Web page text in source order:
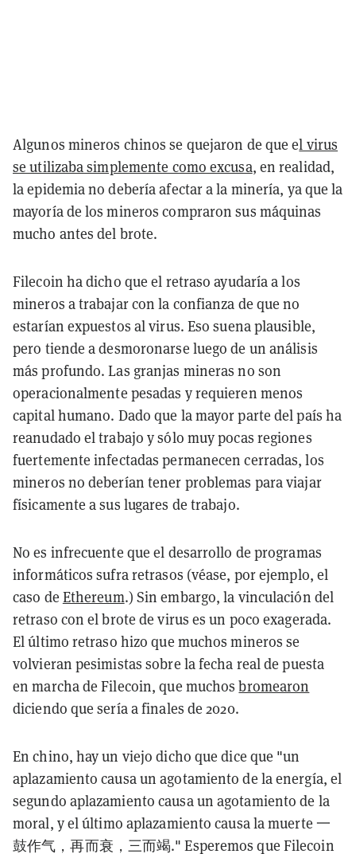
Algunos mineros chinos se quejaron de que el virus
se utilizaba simplemente como excusa, en realidad,
la epidemia no debería afectar a la minería, ya que la
mayoría de los mineros compraron sus máquinas
mucho antes del brote.
Filecoin ha dicho que el retraso ayudaría a los
mineros a trabajar con la confianza de que no
estarían expuestos al virus. Eso suena plausible,
pero tiende a desmoronarse luego de un análisis
más profundo. Las granjas mineras no son
operacionalmente pesadas y requieren menos
capital humano. Dado que la mayor parte del país ha
reanudado el trabajo y sólo muy pocas regiones
fuertemente infectadas permanecen cerradas, los
mineros no deberían tener problemas para viajar
físicamente a sus lugares de trabajo.
No es infrecuente que el desarrollo de programas
informáticos sufra retrasos (véase, por ejemplo, el
caso de Ethereum.) Sin embargo, la vinculación del
retraso con el brote de virus es un poco exagerada.
El último retraso hizo que muchos mineros se
volvieran pesimistas sobre la fecha real de puesta
en marcha de Filecoin, que muchosbromearon
diciendo que sería a finales de 2020.
En chino, hay un viejo dicho que dice que "un
aplazamiento causa un agotamiento de la energía, el
segundo aplazamiento causa un agotamiento de la
moral, y el último aplazamiento causa la muerte 一
鼓作气，再而衰，三而竭." Esperemos que Filecoin